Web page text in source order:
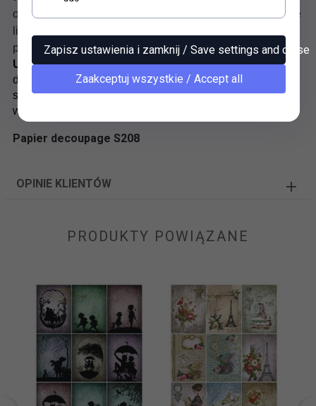
odznacza się dużą elastycznością i doskonale samoistnie
likwiduje pęcherzyki powietrza powstałe podczas
przyklejania.
Uwaga!Moczymy po stronie, którą smarujemy klejem -
dzięki temu nie zawijają się brzegi. Ewentualnie można
stosować rzadki klej i wówczas niekonieczne jest
wcześniejsze namaczanie.
Papier decoupage S208
OPINIE KLIENTÓW
PRODUKTY POWIĄZANE
Zapisz ustawienia i zamknij / Save settings and close
Zaakceptuj wszystkie / Accept all